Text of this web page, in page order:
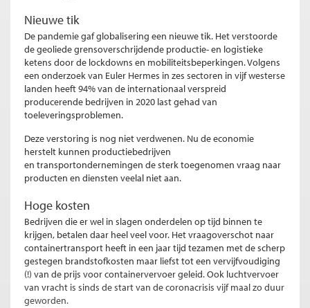
Nieuwe tik
De pandemie gaf globalisering een nieuwe tik. Het verstoorde
de geoliede grensoverschrijdende productie- en logistieke
ketens door de lockdowns en mobiliteitsbeperkingen. Volgens
een onderzoek van Euler Hermes in zes sectoren in vijf westerse
landen heeft 94% van de internationaal verspreid
producerende bedrijven in 2020 last gehad van
toeleveringsproblemen.
Deze verstoring is nog niet verdwenen. Nu de economie
herstelt kunnen productiebedrijven
en transportondernemingen de sterk toegenomen vraag naar
producten en diensten veelal niet aan.
Hoge kosten
Bedrijven die er wel in slagen onderdelen op tijd binnen te
krijgen, betalen daar heel veel voor. Het vraagoverschot naar
containertransport heeft in een jaar tijd tezamen met de scherp
gestegen brandstofkosten maar liefst tot een vervijfvoudiging
(!) van de prijs voor containervervoer geleid. Ook luchtvervoer
van vracht is sinds de start van de coronacrisis vijf maal zo duur
geworden.